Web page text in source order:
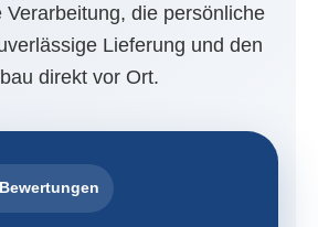
Verarbeitung, die persönliche
Lieferung und den
direkt vor Ort.